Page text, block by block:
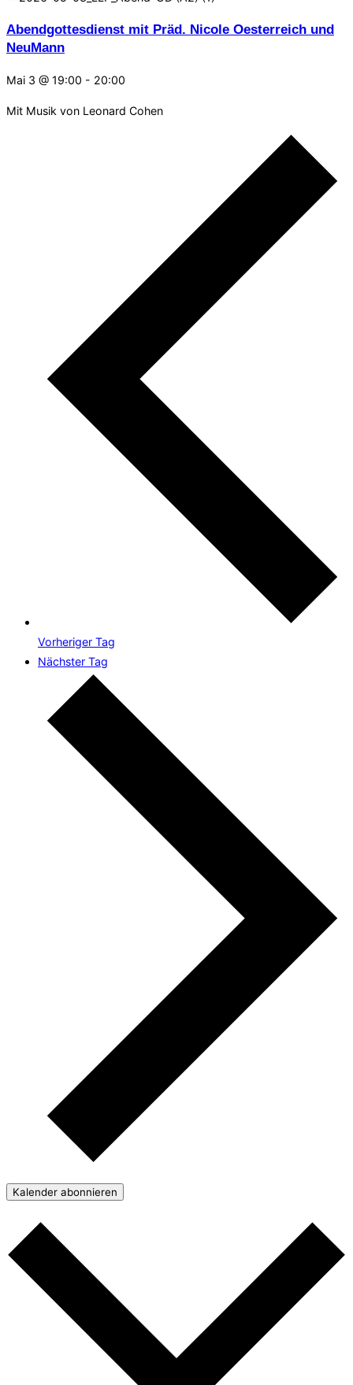
Abendgottesdienst mit Präd. Nicole Oesterreich und
NeuMann
Mai 3 @ 19:00 - 20:00
Mit Musik von Leonard Cohen
Vorheriger Tag
Nächster Tag
Kalender abonnieren